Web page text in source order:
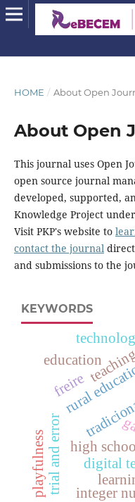
HOME / About Open
About Open
This journal uses Open
open source journal
developed, supported,
Knowledge Project
Visit PKP's website to
contact the journal
and submissions to the
KEYWORDS
rural
digital
high
education
integer
trial and error
playfulness
freire